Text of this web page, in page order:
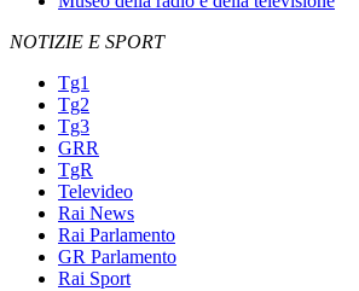
NOTIZIE E SPORT
Tg1
Tg2
Tg3
GRR
TgR
Televideo
Rai News
Rai Parlamento
GR Parlamento
Rai Sport